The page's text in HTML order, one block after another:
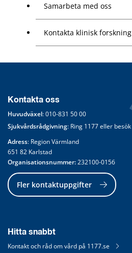
Samarbeta med oss
Kontakta klinisk forskning
Kontakta oss
Huvudväxel: 010-831 50 00
Sjukvårdsrådgivning: Ring 1177 eller besök
Adress: Region Värmland
651 82 Karlstad
Organisationsnummer: 232100-0156
Fler kontaktuppgifter
Hitta snabbt
Kontakt och råd om vård på 1177.se